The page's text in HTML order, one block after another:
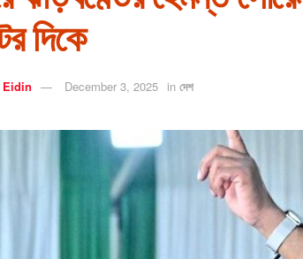
দিকে
Eidin December 3, 2025 in দেশ